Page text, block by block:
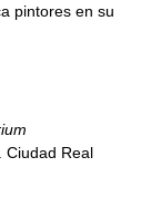
pintores en su
Ciudad Real